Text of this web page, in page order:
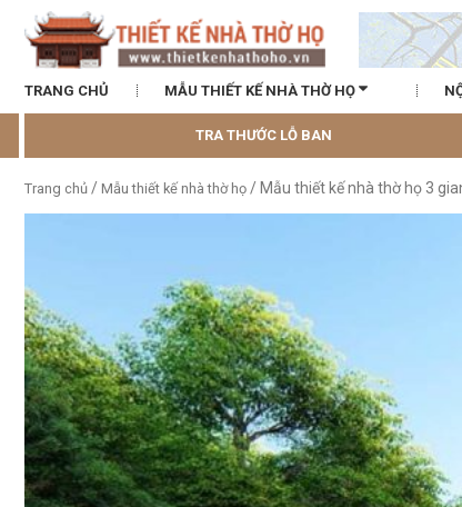
TRANG CHỦ MẪU THIẾT KẾ NHÀ THỜ HỌ
TRA THƯỚC LỖ BAN
Trang chủ / Mẫu thiết kế nhà thờ họ / Mẫu thiết kế nhà thờ họ 3